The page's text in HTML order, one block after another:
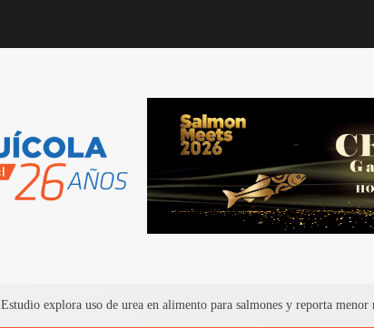
Estudio explora uso de urea en alimento para salmones y reporta